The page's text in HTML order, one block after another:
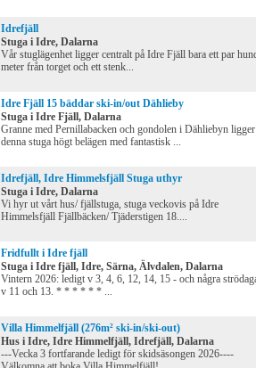
Idrefjäll
Stuga i Idre, Dalarna
Vår stuglägenhet ligger centralt på Idre Fjäll bara ett par
meter från torget och ett stenk...
Idre Fjäll 15 bäddar ski-in/out Dählieby
Stuga i Idre Fjäll, Dalarna
Granne med Pernillabacken och gondolen i Dähliebyn ligger
denna stuga högt belägen med fantastisk ...
Idrefjäll, Idre Himmelsfjäll Stuga uthyr
Stuga i Idre, Dalarna
Vi hyr ut vårt hus/ fjällstuga, stuga veckovis på Idre
Himmelsfjäll Fjällbäcken/ Tjäderstigen 18....
Fridfullt i Idre fjäll
Stuga i Idre fjäll, Idre, Särna, Älvdalen, Dalarna
Vintern 2026: ledigt v 3, 4, 6, 12, 14, 15 - och några
v 11 och 13. * * * * * * ...
Villa Himmelfjäll (276m² ski-in/ski-out)
Hus i Idre, Idre Himmelfjäll, Idrefjäll, Dalarna
---Vecka 3 fortfarande ledigt för skidsäsongen 2026----